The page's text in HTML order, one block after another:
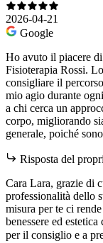
2026-04-21
Google
Ho avuto il piacere
Fisioterapia Rossi.
consigliare il
mio agio durante
a chi cerca un
corpo, migliorando
generale, poiché
Risposta del
Cara Lara, grazie di
professionalità dello
misura per te ci
benessere ed
per il consiglio e a